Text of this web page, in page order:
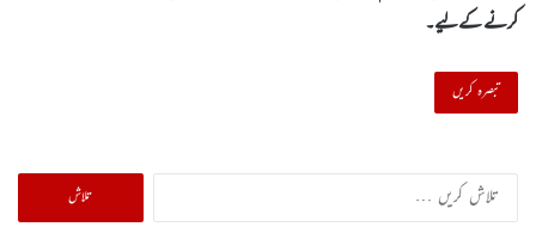
کرنے کےلیے۔
تلاش
کریں